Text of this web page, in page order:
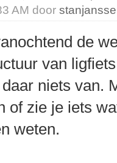
AM door
de
van
niets van.
of zie je iets
weten.